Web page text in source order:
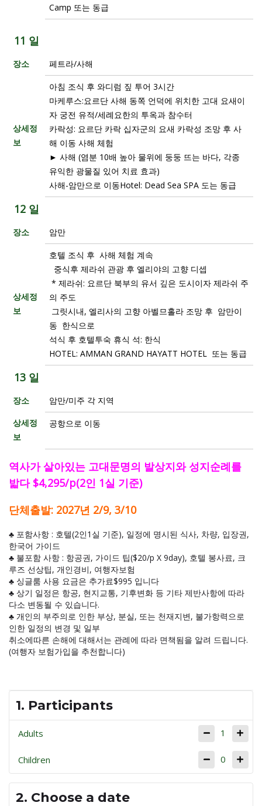
Camp 또는 동급
11 일
장소 페트라/사해
상세정
보
아침 조식 후 와디럼 짚 투어 3시간
마케루스:요르단 사해 동쪽 언덕에 위치한 고대 요새이
자 궁전 유적/세례요한의 투옥과 참수터
카락성: 요르단 카락 십자군의 요새 카락성 조망 후 사
해 이동 사해 체험
► 사해 (염분 10배 높아 물위에 둥둥 뜨는 바다, 각종
유익한 광물질 있어 치료 효과)
사해-암만으로 이동Hotel: Dead Sea SPA 도는 동급
12 일
장소 암만
상세정
보
호텔 조식 후 사해 체험 계속
중식후 제라쉬 관광 후 엘리야의 고향 디셉
* 제라쉬: 요르단 북부의 유서 깊은 도시이자 제라쉬 주
의 주도
그릿시내, 엘리사의 고향 아벨므홀라 조망 후 암만이
동 한식으로
석식 후 호텔투숙 휴식 석: 한식
HOTEL: AMMAN GRAND HAYATT HOTEL 또는 동급
13 일
장소
암만/미주 각 지역
상세정
보
공항으로 이동
역사가 살아있는 고대문명의 발상지와 성지순례를
밟다 $4,295/p(2인 1실 기준)
단체출발: 2027년 2/9, 3/10
♣ 포함사항 : 호텔(2인1실 기준), 일정에 명시된 식사, 차량, 입장권,
한국어 가이드
♣ 불포함 사항 : 항공권, 가이드 팁($20/p X 9day), 호텔 봉사료, 크
루즈 선상팁, 개인경비, 여행자보험
♣ 싱글룸 사용 요금은 추가료$995 입니다
♣ 상기 일정은 항공, 현지교통, 기후변화 등 기타 제반사항에 따라
다소 변동될 수 있습니다.
♣ 개인의 부주의로 인한 부상, 분실, 또는 천재지변, 불가항력으로
인한 일정의 변경 및 일부
취소에따른 손해에 대해서는 관례에 따라 면책됨을 알려 드립니다.
(여행자 보험가입을 추천합니다)
1. Participants
Adults 1
Children 0
2. Choose a date